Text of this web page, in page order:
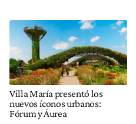
Villa María presentó los
nuevos íconos urbanos:
Fórum y Áurea